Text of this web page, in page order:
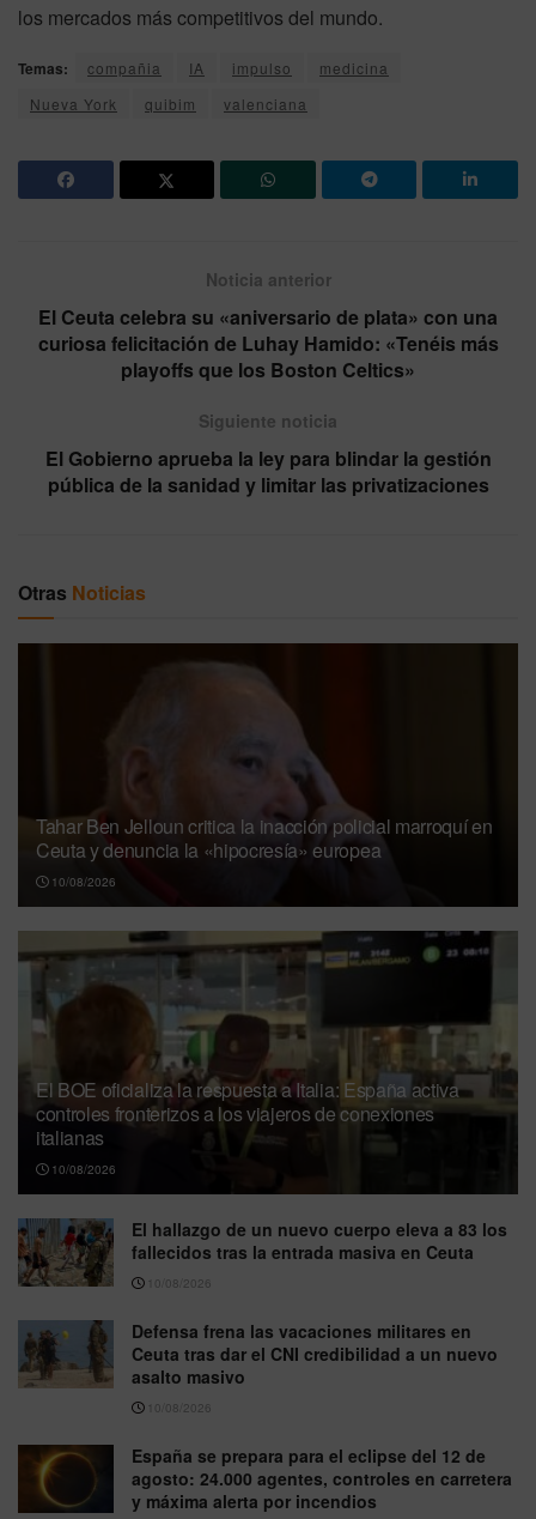
los mercados más competitivos del mundo.
Temas: compañia IA impulso
medicina
Nueva York
quibim valenciana
Noticia anterior
El Ceuta celebra su «aniversario de plata» con una
curiosa felicitación de Luhay Hamido: «Tenéis más
playoffs que los Boston Celtics»
Siguiente noticia
El Gobierno aprueba la ley para blindar la gestión
pública de la sanidad y limitar las privatizaciones
Otras Noticias
Tahar Ben Jelloun critica la inacción policial marroquí en
Ceuta y denuncia la «hipocresía» europea
10/08/2026
El BOE oficializa la respuesta a Italia: España activa
controles fronterizos a los viajeros de conexiones
italianas
10/08/2026
El hallazgo de un nuevo cuerpo eleva a 83 los
fallecidos tras la entrada masiva en Ceuta
10/08/2026
Defensa frena las vacaciones militares en
Ceuta tras dar el CNI credibilidad a un nuevo
asalto masivo
10/08/2026
España se prepara para el eclipse del 12 de
agosto: 24.000 agentes, controles en carretera
y máxima alerta por incendios